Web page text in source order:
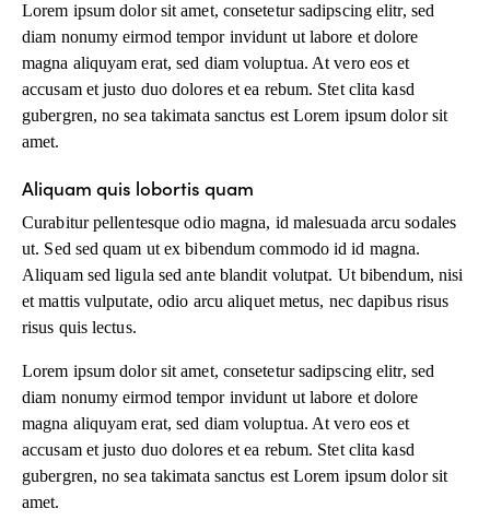
Lorem ipsum dolor sit amet, consetetur sadipscing elitr, sed
diam nonumy eirmod tempor invidunt ut labore et dolore
magna aliquyam erat, sed diam voluptua. At vero eos et
accusam et justo duo dolores et ea rebum. Stet clita kasd
gubergren, no sea takimata sanctus est Lorem ipsum dolor sit
amet.
Aliquam quis lobortis quam
Curabitur pellentesque odio magna, id malesuada arcu sodales
ut. Sed sed quam ut ex bibendum commodo id id magna.
Aliquam sed ligula sed ante blandit volutpat. Ut bibendum, nisi
et mattis vulputate, odio arcu aliquet metus, nec dapibus risus
risus quis lectus.
Lorem ipsum dolor sit amet, consetetur sadipscing elitr, sed
diam nonumy eirmod tempor invidunt ut labore et dolore
magna aliquyam erat, sed diam voluptua. At vero eos et
accusam et justo duo dolores et ea rebum. Stet clita kasd
gubergren, no sea takimata sanctus est Lorem ipsum dolor sit
amet.